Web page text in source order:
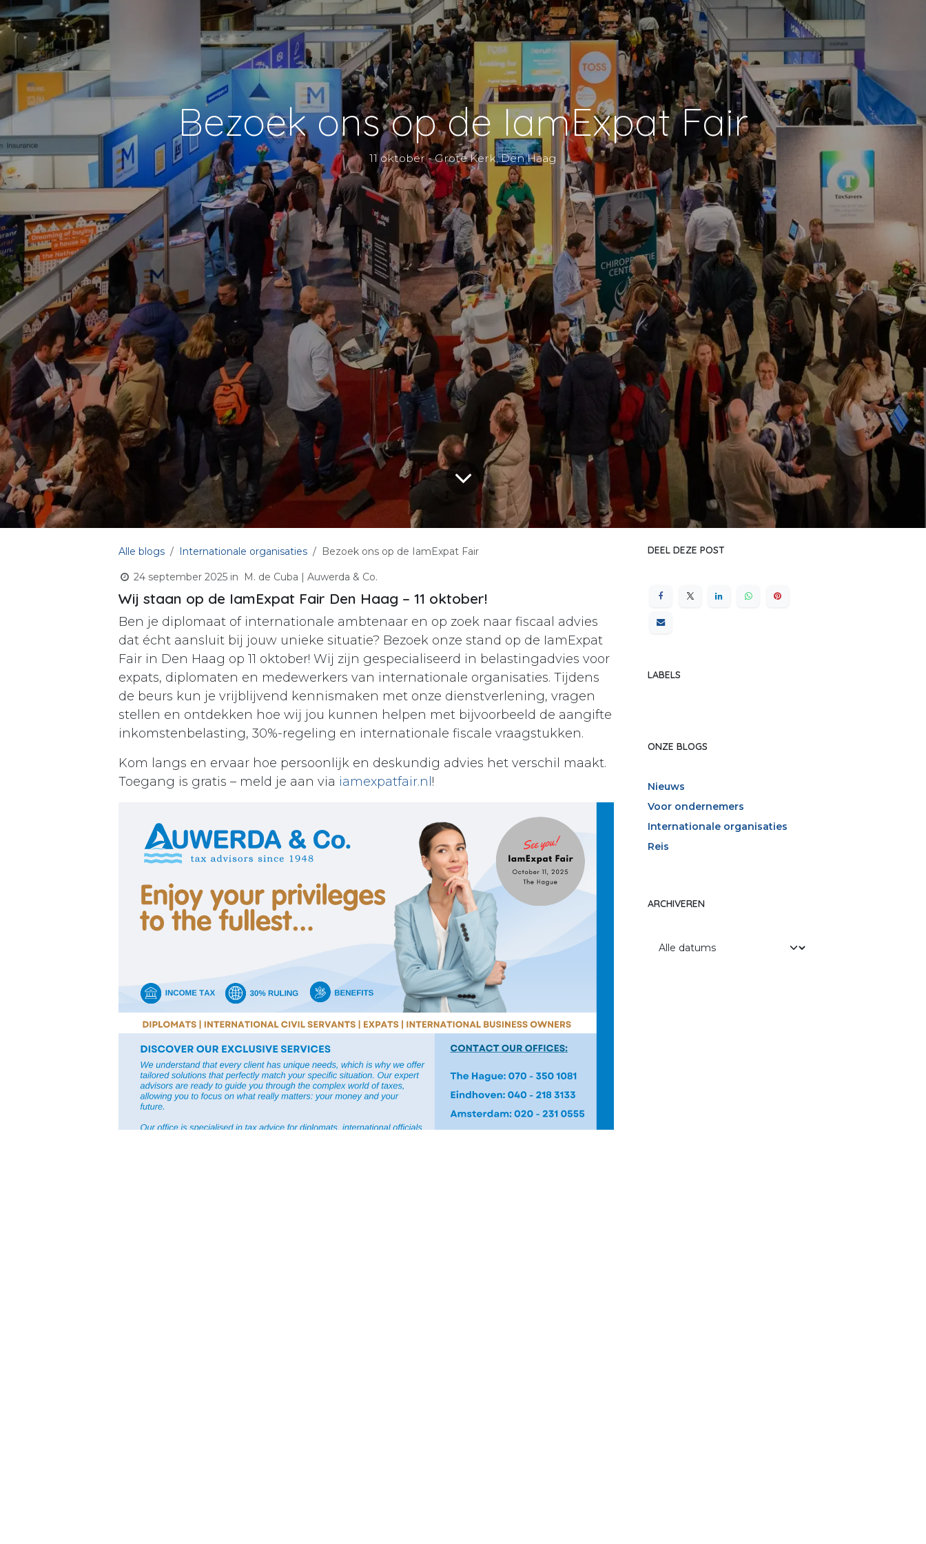
Bezoek ons op de IamExpat Fair
11 oktober - Grote Kerk, Den Haag
Alle blogs Internationale organisaties Bezoek ons op de IamExpat Fair
24 september 2025 in M. de Cuba | Auwerda & Co.
Wij staan op de IamExpat Fair Den Haag – 11 oktober!
Ben je diplomaat of internationale ambtenaar en op zoek naar fiscaal advies
dat écht aansluit bij jouw unieke situatie? Bezoek onze stand op de IamExpat
Fair in Den Haag op 11 oktober! Wij zijn gespecialiseerd in belastingadvies voor
expats, diplomaten en medewerkers van internationale organisaties. Tijdens
de beurs kun je vrijblijvend kennismaken met onze dienstverlening, vragen
stellen en ontdekken hoe wij jou kunnen helpen met bijvoorbeeld de aangifte
inkomstenbelasting, 30%-regeling en internationale fiscale vraagstukken.
Kom langs en ervaar hoe persoonlijk en deskundig advies het verschil maakt.
Toegang is gratis – meld je aan via iamexpatfair.nl !
DEEL DEZE POST
LABELS
ONZE BLOGS
Nieuws
Voor ondernemers
Internationale organisaties
Reis
ARCHIVEREN